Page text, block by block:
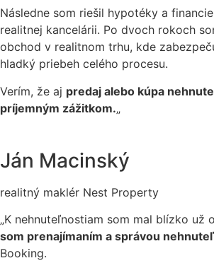
Následne som riešil hypotéky a
realitnej kancelárii. Po dvoch rokoch
obchod v realitnom trhu, kde
hladký priebeh celého procesu.
Verím, že aj predaj alebo kúpa
príjemným zážitkom.„
Ján Macinský
realitný maklér Nest Property
„K nehnuteľnostiam som mal blízko už
som prenajímaním a správou
Booking.